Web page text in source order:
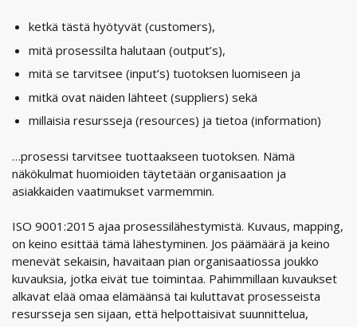
ketkä tästä hyötyvät (customers),
mitä prosessilta halutaan (output’s),
mitä se tarvitsee (input’s) tuotoksen luomiseen ja
mitkä ovat näiden lähteet (suppliers) sekä
millaisia resursseja (resources) ja tietoa (information)
…prosessi tarvitsee tuottaakseen tuotoksen. Nämä
näkökulmat huomioiden täytetään organisaation ja
asiakkaiden vaatimukset varmemmin.
ISO 9001:2015 ajaa prosessilähestymistä. Kuvaus, mapping,
on keino esittää tämä lähestyminen. Jos päämäärä ja keino
menevät sekaisin, havaitaan pian organisaatiossa joukko
kuvauksia, jotka eivät tue toimintaa. Pahimmillaan kuvaukset
alkavat elää omaa elämäänsä tai kuluttavat prosesseista
resursseja sen sijaan, että helpottaisivat suunnittelua,